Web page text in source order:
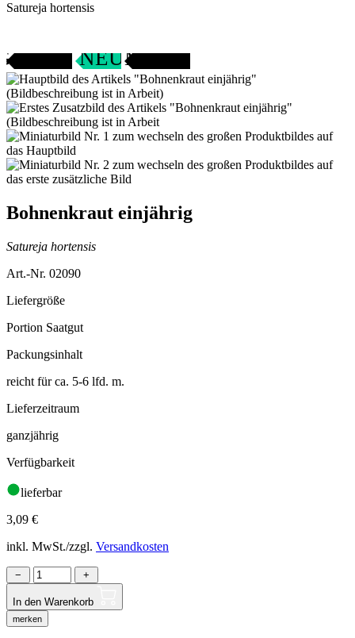
Satureja hortensis
NEU
SAMENFEST
Bohnenkraut einjährig
Satureja hortensis
Art.-Nr. 02090
Liefergröße
Portion Saatgut
Packungsinhalt
reicht für ca. 5-6 lfd. m.
Lieferzeitraum
ganzjährig
Verfügbarkeit
lieferbar
3,09 €
inkl. MwSt./zzgl. Versandkosten
− +
In den Warenkorb
merken